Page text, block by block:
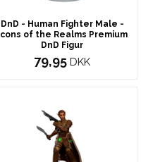
DnD - Human Fighter Male -
Icons of the Realms Premium
DnD Figur
79,95 DKK